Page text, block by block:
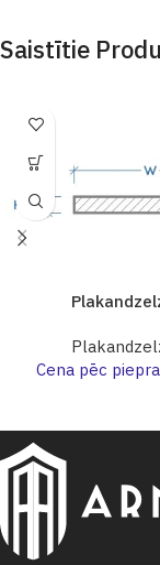
Saistītie
Cena pēc